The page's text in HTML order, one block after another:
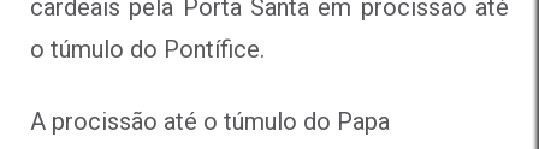
cardeais pela Porta Santa em procissão até
o túmulo do Pontífice.
A procissão até o túmulo do Papa